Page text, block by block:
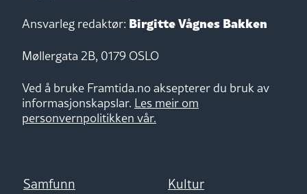
Ansvarleg redaktør: Birgitte Vågnes Bakken
Møllergata 2B, 0179 OSLO
Ved å bruke Framtida.no aksepterer du bruk av
informasjonskapslar. Les meir om
personvernpolitikken vår.
Samfunn
Kultur